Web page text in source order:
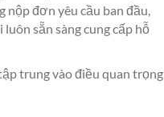
nộp đơn yêu cầu ban đầu,
sẵn sàng cung cấp hỗ
trung vào điều quan trọng